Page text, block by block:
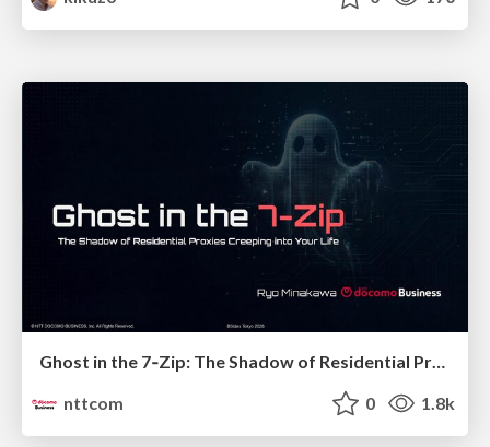
Ghost in the 7‑Zip: The Shadow of Residential Proxies Creeping into Your Life
nttcom
0 1.8k